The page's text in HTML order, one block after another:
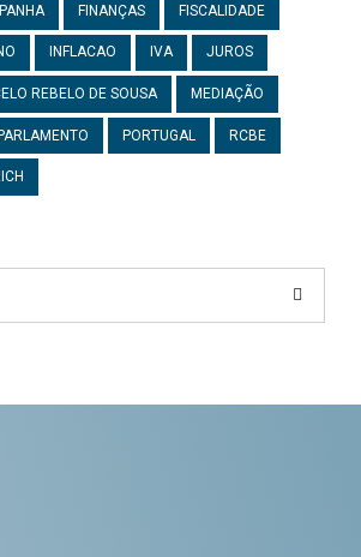
FINANÇAS FISCALIDADE
INFLACAO IVA JUROS
REBELO DE SOUSA MEDIAÇÃO
PORTUGAL RCBE